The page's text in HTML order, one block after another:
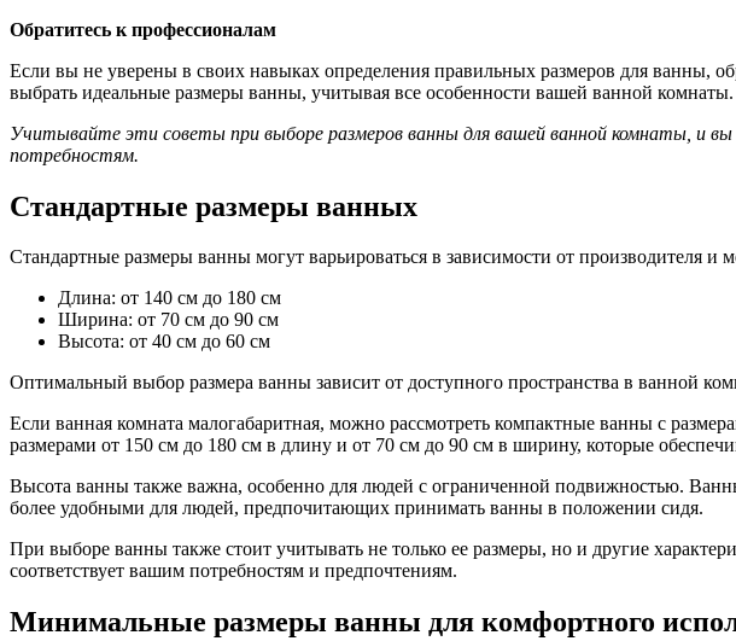
Обратитесь к профессионалам
Если вы не уверены в своих навыках определения правильных размеров для ванны,
выбрать идеальные размеры ванны, учитывая все особенности вашей ванной комнаты.
Учитывайте эти советы при выборе размеров ванны для вашей ванной комнаты, и
потребностям.
Стандартные размеры ванных
Стандартные размеры ванны могут варьироваться в зависимости от производителя
Длина: от 140 см до 180 см
Ширина: от 70 см до 90 см
Высота: от 40 см до 60 см
Оптимальный выбор размера ванны зависит от доступного пространства в ванной
Если ванная комната малогабаритная, можно рассмотреть компактные ванны с
размерами от 150 см до 180 см в длину и от 70 см до 90 см в ширину, которые
Высота ванны также важна, особенно для людей с ограниченной подвижностью.
более удобными для людей, предпочитающих принимать ванны в положении сидя.
При выборе ванны также стоит учитывать не только ее размеры, но и другие
соответствует вашим потребностям и предпочтениям.
Минимальные размеры ванны для комфортного